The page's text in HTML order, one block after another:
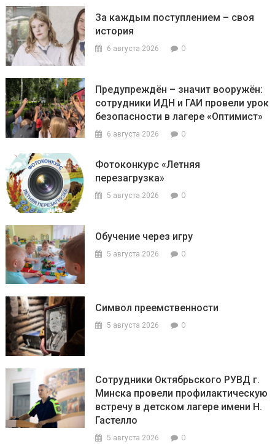
За каждым поступлением – своя
история
6 августа 2026 0
Предупреждён – значит вооружён:
сотрудники ИДН и ГАИ провели урок
безопасности в лагере «Оптимист»
6 августа 2026 0
Фотоконкурс «Летняя
перезагрузка»
5 августа 2026 0
Обучение через игру
5 августа 2026 0
Символ преемственности
5 августа 2026 0
Сотрудники Октябрьского РУВД г.
Минска провели профилактическую
встречу в детском лагере имени Н.
Гастелло
5 августа 2026 0